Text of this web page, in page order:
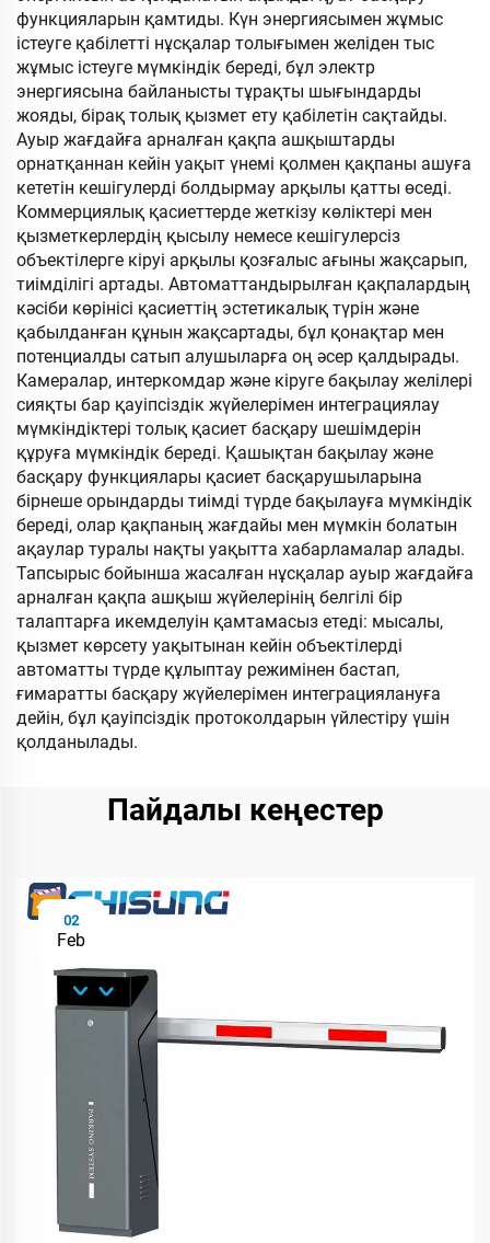
функцияларын қамтиды. Күн энергиясымен жұмыс
істеуге қабілетті нұсқалар толығымен желіден тыс
жұмыс істеуге мүмкіндік береді, бұл электр
энергиясына байланысты тұрақты шығындарды
жояды, бірақ толық қызмет ету қабілетін сақтайды.
Ауыр жағдайға арналған қақпа ашқыштарды
орнатқаннан кейін уақыт үнемі қолмен қақпаны ашуға
кететін кешігулерді болдырмау арқылы қатты өседі.
Коммерциялық қасиеттерде жеткізу көліктері мен
қызметкерлердің қысылу немесе кешігулерсіз
объектілерге кіруі арқылы қозғалыс ағыны жақсарып,
тиімділігі артады. Автоматтандырылған қақпалардың
кәсіби көрінісі қасиеттің эстетикалық түрін және
қабылданған құнын жақсартады, бұл қонақтар мен
потенциалды сатып алушыларға оң әсер қалдырады.
Камералар, интеркомдар және кіруге бақылау желілері
сияқты бар қауіпсіздік жүйелерімен интеграциялау
мүмкіндіктері толық қасиет басқару шешімдерін
құруға мүмкіндік береді. Қашықтан бақылау және
басқару функциялары қасиет басқарушыларына
бірнеше орындарды тиімді түрде бақылауға мүмкіндік
береді, олар қақпаның жағдайы мен мүмкін болатын
ақаулар туралы нақты уақытта хабарламалар алады.
Тапсырыс бойынша жасалған нұсқалар ауыр жағдайға
арналған қақпа ашқыш жүйелерінің белгілі бір
талаптарға икемделуін қамтамасыз етеді: мысалы,
қызмет көрсету уақытынан кейін объектілерді
автоматты түрде құлыптау режимінен бастап,
ғимаратты басқару жүйелерімен интеграциялануға
дейін, бұл қауіпсіздік протоколдарын үйлестіру үшін
қолданылады.
Пайдалы кеңестер
02
Feb